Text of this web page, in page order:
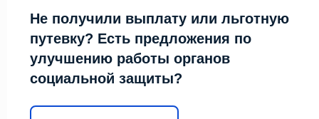
Не получили выплату или льготную
путевку? Есть предложения по
улучшению работы органов
социальной защиты?